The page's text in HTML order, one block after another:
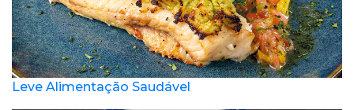
Leve Alimentação Saudável